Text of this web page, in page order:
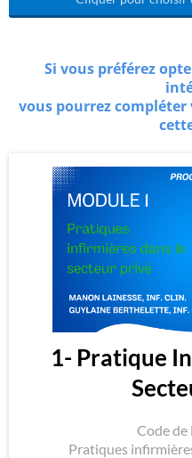
Si vous préférez
vous pourrez
1- Pratique
Code
Pratiques